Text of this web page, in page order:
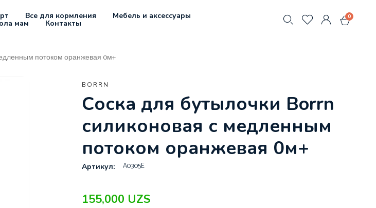
Все для кормления Мебель и аксессуары
мам Контакты
0
потоком оранжевая 0м+
BORRN
Соска для бутылочки Borrn
силиконовая с медленным
потоком оранжевая 0м+
Артикул: A0305E
155,000 UZS